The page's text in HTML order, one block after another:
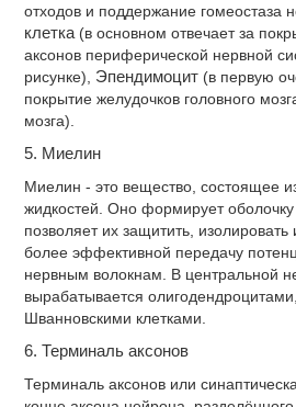
отходов и поддержание гомеостаза
клетка (в основном отвечает за
аксонов периферической нервной
рисунке), Эпендимоцит (в первую
покрытие желудочков головного
мозга).
5. Миелин
Миелин - это вещество, состоящее
жидкостей. Оно формирует
позволяет их защитить,
более эффективной передачу
нервным волокнам. В центральной
вырабатывается
Шванновскими клетками.
6. Терминаль аксонов
Терминаль аксонов или